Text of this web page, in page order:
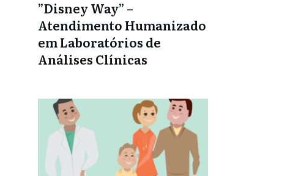
”Disney Way” –
Atendimento Humanizado
em Laboratórios de
Análises Clínicas